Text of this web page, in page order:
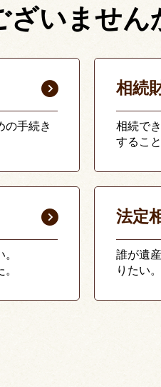
ざいません
の手続き
相続
相続で
するこ
法定
誰が遺
りたい。